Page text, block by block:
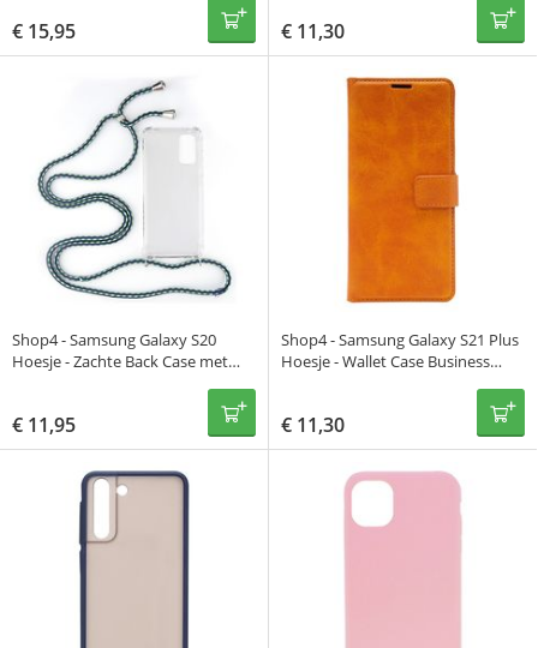
€ 15,95 € 11,30
Shop4 - Samsung Galaxy S20
Hoesje - Zachte Back Case met
€ 11,95
Shop4 - Samsung Galaxy S21 Plus
Hoesje - Wallet Case Business
€ 11,30